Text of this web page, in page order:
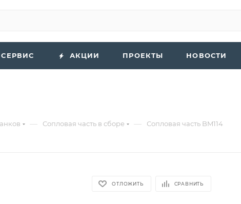
АКЦИИ ПРОЕКТЫ НОВОСТИ
— Сопловая часть в сборе — Сопловая часть BM114
ОТЛОЖИТЬ СРАВНИТЬ